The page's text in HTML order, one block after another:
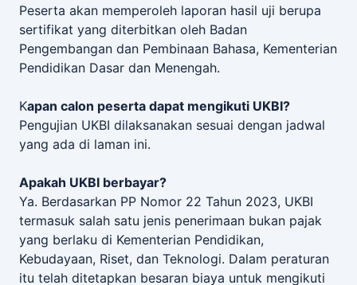
Peserta akan memperoleh laporan hasil uji berupa
sertifikat yang diterbitkan oleh Badan
Pengembangan dan Pembinaan Bahasa, Kementerian
Pendidikan Dasar dan Menengah.
Kapan calon peserta dapat mengikuti UKBI?
Pengujian UKBI dilaksanakan sesuai dengan jadwal
yang ada di laman ini.
Apakah UKBI berbayar?
Ya. Berdasarkan PP Nomor 22 Tahun 2023, UKBI
termasuk salah satu jenis penerimaan bukan pajak
yang berlaku di Kementerian Pendidikan,
Kebudayaan, Riset, dan Teknologi. Dalam peraturan
itu telah ditetapkan besaran biaya untuk mengikuti